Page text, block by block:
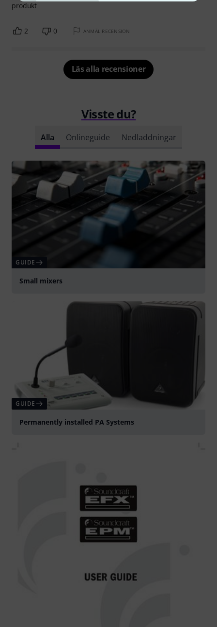
produkt
2 0 ANMÄL RECENSION
Läs alla recensioner
Visste du?
Alla Onlineguide Nedladdningar
GUIDE
Small mixers
GUIDE
Permanently installed PA Systems